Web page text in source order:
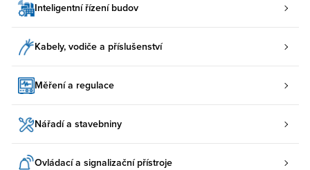
Inteligentní řízení budov
Kabely, vodiče a příslušenství
Měření a regulace
Nářadí a stavebniny
Ovládací a signalizační přístroje